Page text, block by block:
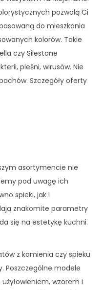
pozwolą Ci
do mieszkania
kolorów. Takie
czy Silestone
pleśni, wirusów. Nie
Szczegóły oferty
asortymencie nie
pod uwagę ich
spieki, jak i
znakomite parametry
się na estetykę kuchni.
z kamienia czy spieku
Poszczególne modele
wzorem i